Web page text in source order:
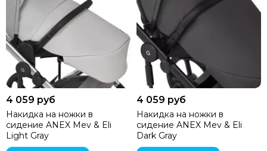
4 059 руб
Накидка на ножки в
сидение ANEX Mev & Eli
Light Gray
4 059 руб
Накидка на ножки в
сидение ANEX Mev & Eli
Dark Gray